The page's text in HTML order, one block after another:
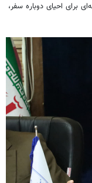
برای احیای دوباره سفر،